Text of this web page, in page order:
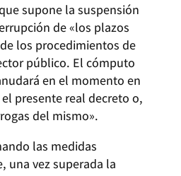
supone la suspensión
de «los plazos
los procedimientos de
público. El cómputo
en el momento en
presente real decreto o,
del mismo».
las medidas
una vez superada la